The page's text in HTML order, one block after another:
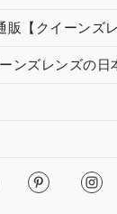
【クイーンズレ
ンズレンズの日